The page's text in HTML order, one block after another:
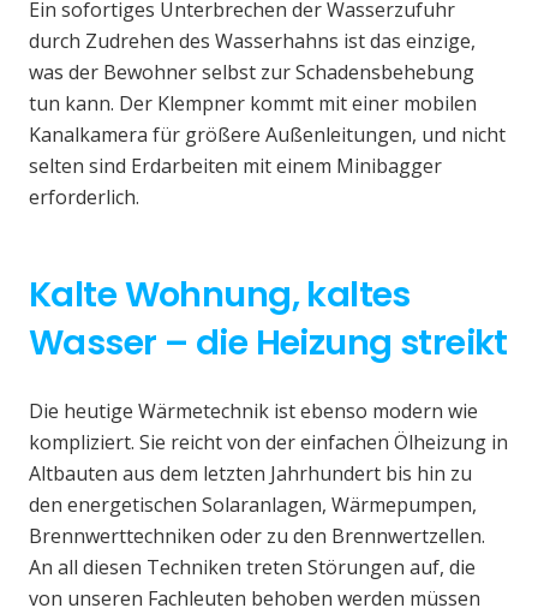
Ein sofortiges Unterbrechen der Wasserzufuhr
durch Zudrehen des Wasserhahns ist das einzige,
was der Bewohner selbst zur Schadensbehebung
tun kann. Der Klempner kommt mit einer mobilen
Kanalkamera für größere Außenleitungen, und nicht
selten sind Erdarbeiten mit einem Minibagger
erforderlich.
Kalte Wohnung, kaltes
Wasser – die Heizung streikt
Die heutige Wärmetechnik ist ebenso modern wie
kompliziert. Sie reicht von der einfachen Ölheizung in
Altbauten aus dem letzten Jahrhundert bis hin zu
den energetischen Solaranlagen, Wärmepumpen,
Brennwerttechniken oder zu den Brennwertzellen.
An all diesen Techniken treten Störungen auf, die
von unseren Fachleuten behoben werden müssen